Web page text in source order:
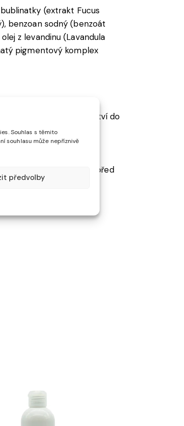
Souhlas s těmito
souhlasu může nepříznivě
předvolby
(extrakt Fucus
benzoan sodný (benzoát
z levandinu (Lavandula
pigmentový komplex
nalijte potřebné množství do
složky by měly před
přímé sluneční záření či